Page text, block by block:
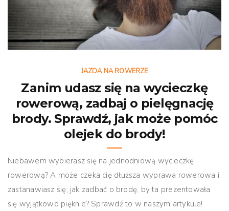
JAZDA NA ROWERZE
Zanim udasz się na wycieczkę
rowerową, zadbaj o pielęgnację
brody. Sprawdź, jak może pomóc
olejek do brody!
Niebawem wybierasz się na jednodniową wycieczkę
rowerową? A może czeka cię dłuższa wyprawa rowerowa i
zastanawiasz się, jak zadbać o brodę, by ta prezentowała
się wyjątkowo pięknie? Sprawdź to w naszym artykule!